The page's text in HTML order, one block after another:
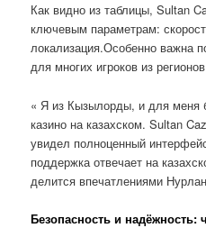
Как видно из таблицы, Sultan
ключевым параметрам:
локализация.Особенно важна
для многих игроков из
« Я из Кызылорды, и для меня
казино на казахском. Sultan
увидел полноценный
поддержка отвечает на
делится впечатлениями
Безопасность и надёжность: